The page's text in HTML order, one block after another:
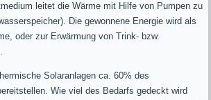
leitet die Wärme mit Hilfe von Pumpen zu
Die gewonnene Energie wird als
oder zur Erwärmung von Trink- bzw.
Solaranlagen ca. 60% des
Wie viel des Bedarfs gedeckt wird